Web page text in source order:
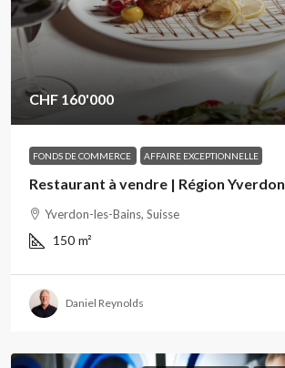
CHF 160'000
FONDS DE COMMERCE AFFAIRE EXCEPTIONNELLE
Restaurant à vendre | Région Yverdon
Yverdon-les-Bains, Suisse
150 m²
Daniel Reynolds